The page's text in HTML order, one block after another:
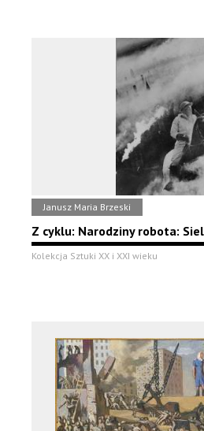
Janusz Maria Brzeski
Z cyklu: Narodziny robota:
Kolekcja Sztuki XX i XXI wieku